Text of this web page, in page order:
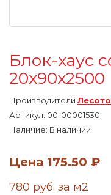
Блок-хаус
20х90х2500
Производители
Артикул: 00-00001530
Наличие: В наличии
Цена 175.50 ₽
780 руб. за м2